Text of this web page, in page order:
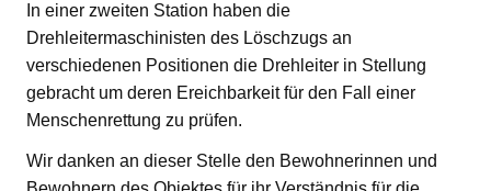
In einer zweiten Station haben die
Drehleitermaschinisten des Löschzugs an
verschiedenen Positionen die Drehleiter in Stellung
gebracht um deren Ereichbarkeit für den Fall einer
Menschenrettung zu prüfen.
Wir danken an dieser Stelle den Bewohnerinnen und